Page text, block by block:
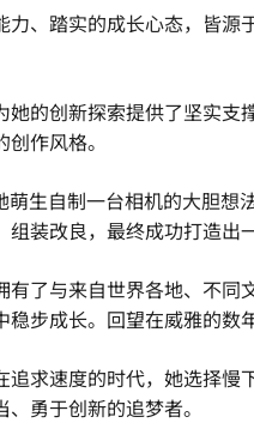
力、踏实的成长心态，皆
她的创新探索提供了坚实
作风格。
萌生自制一台相机的大胆
装改良，最终成功打造
有了与来自世界各地、不
步成长。回望在威雅的数
追求速度的时代，她选择
勇于创新的追梦者。